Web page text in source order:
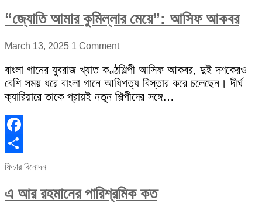
“জ্যোতি আমার কুমিল্লার মেয়ে”: আসিফ আকবর
March 13, 2025 1 Comment
বাংলা গানের যুবরাজ খ্যাত কণ্ঠশিল্পী আসিফ আকবর, দুই দশকেরও
বেশি সময় ধরে বাংলা গানে আধিপত্য বিস্তার করে চলেছেন। দীর্ঘ
ক্যারিয়ারে তাকে প্রায়ই নতুন শিল্পীদের সঙ্গে…
Facebook
Share
ফিচার বিনোদন
এ আর রহমানের পারিশ্রমিক কত